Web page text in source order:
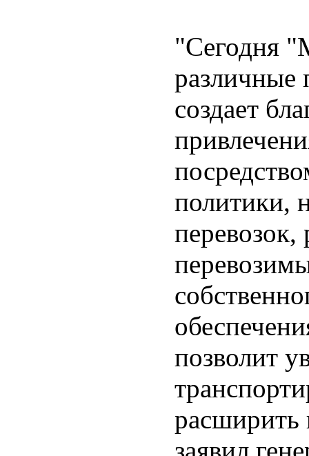
"Сегодня
различные
создает
политики,
позволит
расширить
заявил